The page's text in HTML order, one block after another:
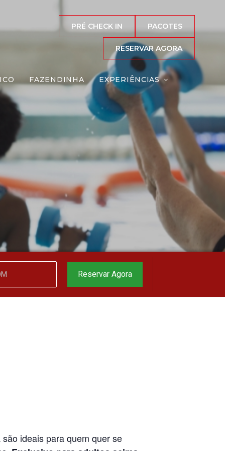
PRÉ CHECK IN PACOTES
RESERVAR AGORA
FAZENDINHA EXPERIÊNCIAS
ideais para quem quer se
Reserve agora, com
o melhor preço
garantido
▼
Reservar Agora